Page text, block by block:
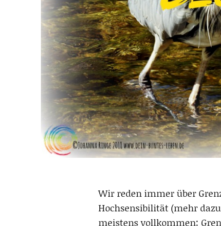
Wir reden immer über
Hochsensibilität (mehr
meistens vollkommen: